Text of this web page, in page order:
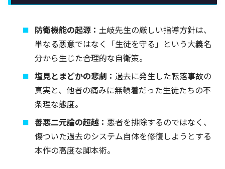
防衛機能の起源：土岐先生の厳しい指導方針は、
単なる悪意ではなく「生徒を守る」という大義名
分から生じた合理的な自衛策。
塩見とまどかの悲劇：過去に発生した転落事故の
真実と、他者の痛みに無頓着だった生徒たちの不
条理な態度。
善悪二元論の超越：悪者を排除するのではなく、
傷ついた過去のシステム自体を修復しようとする
本作の高度な脚本術。